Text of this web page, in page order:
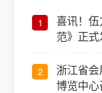
1
喜讯！
范》正
2
浙江省
博览中心